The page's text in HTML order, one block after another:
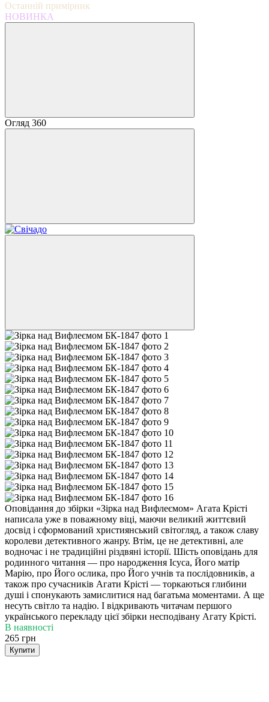
Останній примірник
НОВИНКА
Огляд 360
Оповідання до збірки «Зірка над Вифлеємом» Агата Крісті
написала уже в поважному віці, маючи великий життєвий
досвід і сформований християнський світогляд, а також славу
королеви детективного жанру. Втім, це не детективні, але
водночас і не традиційні різдвяні історії. Шість оповідань для
родинного читання — про народження Ісуса, Його матір
Марію, про Його ослика, про Його учнів та послідовників, а
також про сучасників Агати Крісті — торкаються глибини
душі і спонукають замислитися над багатьма моментами. А ще
несуть світло та надію. І відкривають читачам першого
українського перекладу цієї збірки несподівану Агату Крісті.
В наявності
265 грн
Купити